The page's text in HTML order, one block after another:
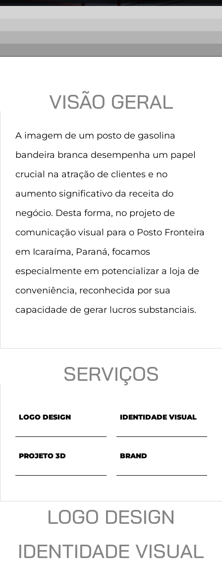
VISÃO GERAL
A imagem de um posto de gasolina
bandeira branca desempenha um papel
crucial na atração de clientes e no
aumento significativo da receita do
negócio. Desta forma, no projeto de
comunicação visual para o Posto Fronteira
em Icaraíma, Paraná, focamos
especialmente em potencializar a loja de
conveniência, reconhecida por sua
capacidade de gerar lucros substanciais.
SERVIÇOS
LOGO DESIGN IDENTIDADE VISUAL
PROJETO 3D BRAND
LOGO DESIGN
IDENTIDADE VISUAL